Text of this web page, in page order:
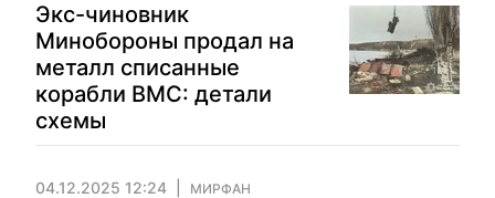
Экс-чиновник
Минобороны продал на
металл списанные
корабли ВМС: детали
схемы
04.12.2025 12:24 МИРФАН